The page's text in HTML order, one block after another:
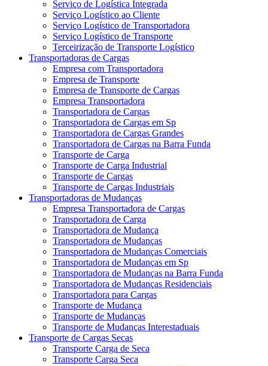
Serviço de Logística Integrada
Serviço Logístico ao Cliente
Serviço Logístico de Transportadora
Serviço Logístico de Transporte
Terceirização de Transporte Logístico
Transportadoras de Cargas
Empresa com Transportadora
Empresa de Transporte
Empresa de Transporte de Cargas
Empresa Transportadora
Transportadora de Cargas
Transportadora de Cargas em Sp
Transportadora de Cargas Grandes
Transportadora de Cargas na Barra Funda
Transporte de Carga
Transporte de Carga Industrial
Transporte de Cargas
Transporte de Cargas Industriais
Transportadoras de Mudanças
Empresa Transportadora de Cargas
Transportadora de Carga
Transportadora de Mudança
Transportadora de Mudanças
Transportadora de Mudanças Comerciais
Transportadora de Mudanças em Sp
Transportadora de Mudanças na Barra Funda
Transportadora de Mudanças Residenciais
Transportadora para Cargas
Transporte de Mudança
Transporte de Mudanças
Transporte de Mudanças Interestaduais
Transporte de Cargas Secas
Transporte Carga de Seca
Transporte Carga Seca